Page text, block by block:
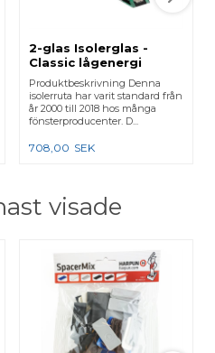
2-glas Isolerglas -
Classic lågenergi
Produktbeskrivning Denna
isolerruta har varit standard från
år 2000 till 2018 hos många
fönsterproducenter. D...
708,00 SEK
visade